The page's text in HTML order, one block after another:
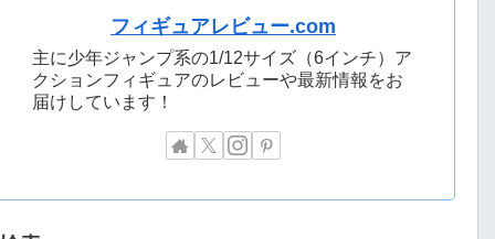
フィギュアレビュー.com
主に少年ジャンプ系の1/12サイズ（6インチ）ア
クションフィギュアのレビューや最新情報をお
届けしています！